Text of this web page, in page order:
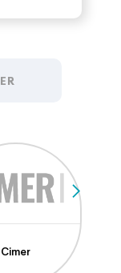
Cimer